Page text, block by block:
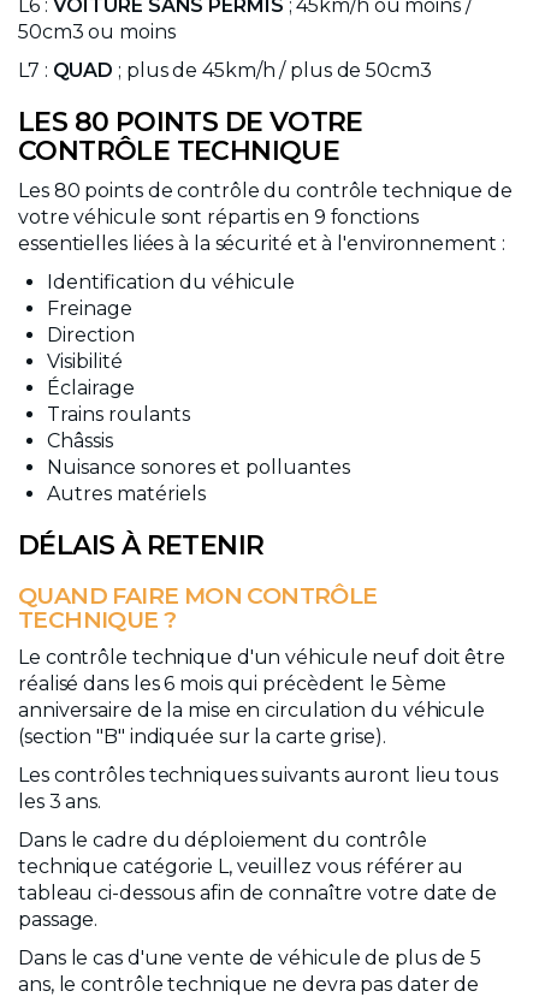
L6 : VOITURE SANS PERMIS ; 45km/h ou moins /
50cm3 ou moins
L7 : QUAD ; plus de 45km/h / plus de 50cm3
LES 80 POINTS DE VOTRE
CONTRÔLE TECHNIQUE
Les 80 points de contrôle du contrôle technique de
votre véhicule sont répartis en 9 fonctions
essentielles liées à la sécurité et à l'environnement :
Identification du véhicule
Freinage
Direction
Visibilité
Éclairage
Trains roulants
Châssis
Nuisance sonores et polluantes
Autres matériels
DÉLAIS À RETENIR
QUAND FAIRE MON CONTRÔLE
TECHNIQUE ?
Le contrôle technique d'un véhicule neuf doit être
réalisé dans les 6 mois qui précèdent le 5ème
anniversaire de la mise en circulation du véhicule
(section "B" indiquée sur la carte grise).
Les contrôles techniques suivants auront lieu tous
les 3 ans.
Dans le cadre du déploiement du contrôle
technique catégorie L, veuillez vous référer au
tableau ci-dessous afin de connaître votre date de
passage.
Dans le cas d'une vente de véhicule de plus de 5
ans, le contrôle technique ne devra pas dater de